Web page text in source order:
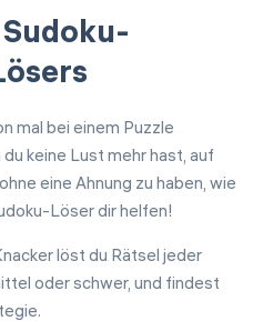
mal bei einem Puzzle
keine Lust mehr hast, auf
eine Ahnung zu haben, wie
Löser dir helfen!
löst du Rätsel jeder
oder schwer, und findest